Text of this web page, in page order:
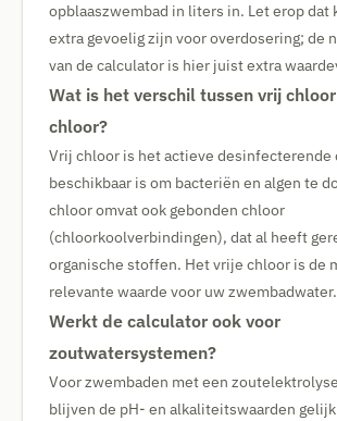
opblaaszwembad in liters in. Let erop dat
extra gevoelig zijn voor overdosering; de
van de calculator is hier juist extra
Wat is het verschil tussen vrij
chloor?
Vrij chloor is het actieve desinfecterende
beschikbaar is om bacteriën en algen te
chloor omvat ook gebonden chloor
(chloorkoolverbindingen), dat al heeft
organische stoffen. Het vrije chloor is de
relevante waarde voor uw zwembadwater.
Werkt de calculator ook voor
zoutwatersystemen?
Voor zwembaden met een
blijven de pH- en alkaliteitswaarden